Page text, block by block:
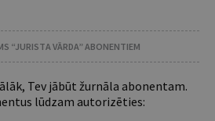
“JURISTA VĀRDA” ABONENTIEM
Tev jābūt žurnāla abonentam.
lūdzam autorizēties: